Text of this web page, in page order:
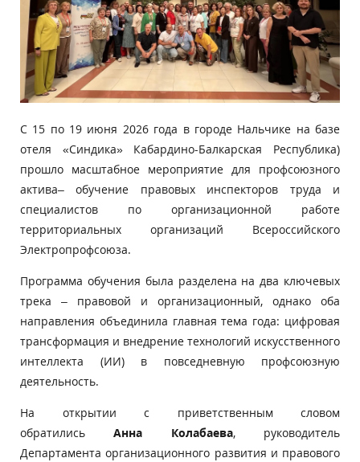
С 15 по 19 июня 2026 года в городе Нальчике на базе
отеля «Синдика» Кабардино-Балкарская Республика)
прошло масштабное мероприятие для профсоюзного
актива– обучение правовых инспекторов труда и
специалистов по организационной работе
территориальных организаций Всероссийского
Электропрофсоюза.
Программа обучения была разделена на два ключевых
трека – правовой и организационный, однако оба
направления объединила главная тема года: цифровая
трансформация и внедрение технологий искусственного
интеллекта (ИИ) в повседневную профсоюзную
деятельность.
На открытии с приветственным словом
обратилисьАнна Колабаева, руководитель
Департамента организационного развития и правового